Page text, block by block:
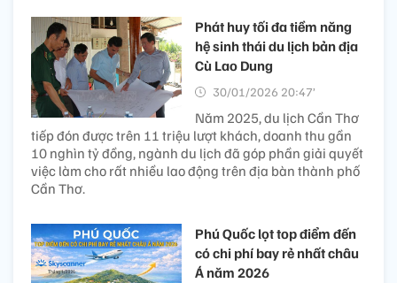
Phát huy tối đa tiềm năng
hệ sinh thái du lịch bản địa
Cù Lao Dung
30/01/2026 20:47’
Năm 2025, du lịch Cần Thơ
tiếp đón được trên 11 triệu lượt khách, doanh thu gần
10 nghìn tỷ đồng, ngành du lịch đã góp phần giải quyết
việc làm cho rất nhiều lao động trên địa bàn thành phố
Cần Thơ.
Phú Quốc lọt top điểm đến
có chi phí bay rẻ nhất châu
Á năm 2026